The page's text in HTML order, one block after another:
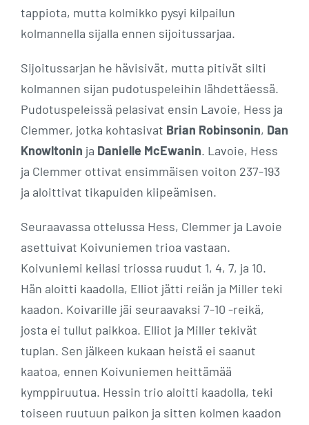
tappiota, mutta kolmikko pysyi kilpailun
kolmannella sijalla ennen sijoitussarjaa.
Sijoitussarjan he hävisivät, mutta pitivät silti
kolmannen sijan pudotuspeleihin lähdettäessä.
Pudotuspeleissä pelasivat ensin Lavoie, Hess ja
Clemmer, jotka kohtasivat Brian Robinsonin, Dan
Knowltonin ja Danielle McEwanin. Lavoie, Hess
ja Clemmer ottivat ensimmäisen voiton 237-193
ja aloittivat tikapuiden kiipeämisen.
Seuraavassa ottelussa Hess, Clemmer ja Lavoie
asettuivat Koivuniemen trioa vastaan.
Koivuniemi keilasi triossa ruudut 1, 4, 7, ja 10.
Hän aloitti kaadolla, Elliot jätti reiän ja Miller teki
kaadon. Koivarille jäi seuraavaksi 7-10 -reikä,
josta ei tullut paikkoa. Elliot ja Miller tekivät
tuplan. Sen jälkeen kukaan heistä ei saanut
kaatoa, ennen Koivuniemen heittämää
kymppiruutua. Hessin trio aloitti kaadolla, teki
toiseen ruutuun paikon ja sitten kolmen kaadon